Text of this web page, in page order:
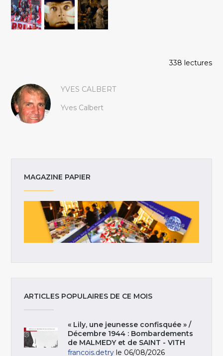
338 lectures
YVES CALBERT
Yves Calbert
MAGAZINE PAPIER
ARTICLES POPULAIRES DE CE MOIS
« Lily, une jeunesse confisquée » /
Décembre 1944 : Bombardements
de MALMEDY et de SAINT - VITH
francois.detry le 06/08/2026